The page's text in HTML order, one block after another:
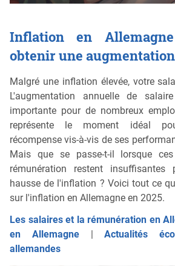
Inflation en
obtenir une
Malgré une inflation élevée, votre
L'augmentation annuelle de
importante pour de nombreux
représente le moment idéal
récompense vis-à-vis de ses
Mais que se passe-t-il lorsque
rémunération restent insuffisantes
hausse de l'inflation ? Voici tout ce
sur l'inflation en Allemagne en 2025.
Les salaires et la rémunération en
en Allemagne|Actualités
allemandes